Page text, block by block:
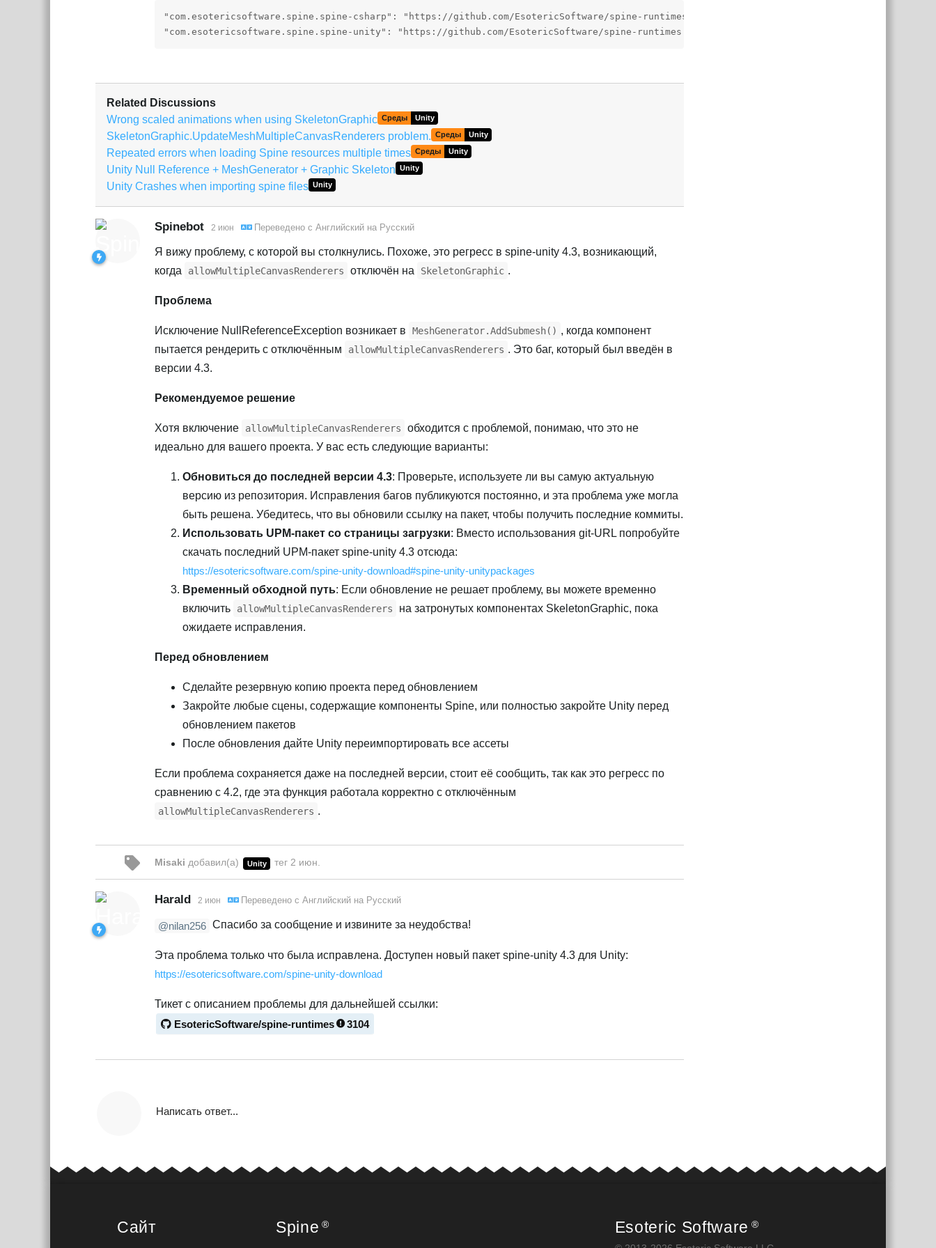
"com.esotericsoftware.spine.spine-csharp": "https://github.com/EsotericSoftware/spine-runtimes.git?path=spine-csharp/src#4.3",
"com.esotericsoftware.spine.spine-unity": "https://github.com/EsotericSoftware/spine-runtimes.git?path=spine-unity/Assets/Spine#4.3",
Related Discussions
Wrong scaled animations when using SkeletonGraphic Среды Unity
SkeletonGraphic.UpdateMeshMultipleCanvasRenderers problem. Среды Unity
Repeated errors when loading Spine resources multiple times Среды Unity
Unity Null Reference + MeshGenerator + Graphic Skeleton Unity
Unity Crashes when importing spine files Unity
Spinebot 2 июн Переведено с Английский на Русский
Я вижу проблему, с которой вы столкнулись. Похоже, это регресс в spine-unity 4.3, возникающий,
когда
allowMultipleCanvasRenderers отключён на SkeletonGraphic .
Проблема
Исключение NullReferenceException возникает в MeshGenerator.AddSubmesh() , когда компонент
пытается рендерить с отключённым
allowMultipleCanvasRenderers . Это баг, который был введён в
версии 4.3.
Рекомендуемое решение
Хотя включение allowMultipleCanvasRenderers
обходится с проблемой, понимаю, что это не
идеально для вашего проекта. У вас есть следующие варианты:
Обновиться до последней версии 4.3: Проверьте, используете ли вы самую актуальную
версию из репозитория. Исправления багов публикуются постоянно, и эта проблема уже могла
быть решена. Убедитесь, что вы обновили ссылку на пакет, чтобы получить последние коммиты.
Использовать UPM‑пакет со страницы загрузки: Вместо использования git‑URL попробуйте
скачать последний UPM‑пакет spine-unity 4.3 отсюда:
https://esotericsoftware.com/spine-unity-download#spine-unity-unitypackages
Временный обходной путь: Если обновление не решает проблему, вы можете временно
включить
allowMultipleCanvasRenderers
на затронутых компонентах SkeletonGraphic, пока
ожидаете исправления.
Перед обновлением
Сделайте резервную копию проекта перед обновлением
Закройте любые сцены, содержащие компоненты Spine, или полностью закройте Unity перед
обновлением пакетов
После обновления дайте Unity переимпортировать все ассеты
Если проблема сохраняется даже на последней версии, стоит её сообщить, так как это регресс по
сравнению с 4.2, где эта функция работала корректно с отключённым
allowMultipleCanvasRenderers .
Misaki добавил(а) Unity тег 2 июн.
Harald 2 июн Переведено с Английский на Русский
@nilan256 Спасибо за сообщение и извините за неудобства!
Эта проблема только что была исправлена. Доступен новый пакет spine-unity 4.3 для Unity:
https://esotericsoftware.com/spine-unity-download
Тикет с описанием проблемы для дальнейшей ссылки:
EsotericSoftware/spine-runtimes
3104
Написать ответ...
Сайт Spine ® Esoteric Software ®